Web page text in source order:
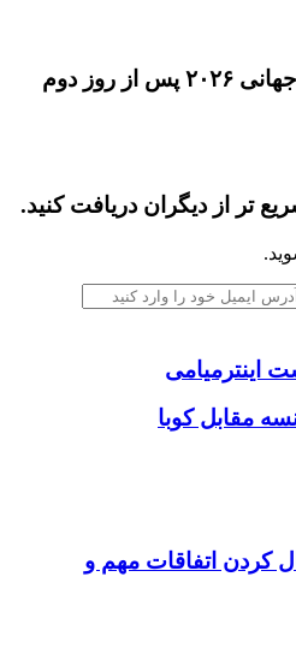
نمودار مرحله حذفی جام جهانی ۲۰۲۶ پس از روز دوم
تر از دیگران دریافت کنید.
اینترمیامی
مقابل کوبا
کردن اتفاقات مهم و